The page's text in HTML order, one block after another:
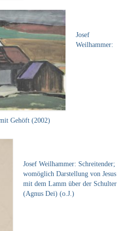
Künstler
Künstler
Josef
Weilhammer:
Gehöft (2002)
Josef Weilhammer: Schreitender;
womöglich Darstellung von Jesus
mit dem Lamm über der Schulter
(Agnus Dei) (o.J.)